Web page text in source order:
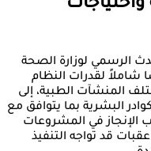
الرسمي لوزارة الصحة
شاملاً لقدرات النظام
المنشآت الطبية، إلى
البشرية بما يتوافق مع
الإنجاز في المشروعات
قد تواجه التنفيذ